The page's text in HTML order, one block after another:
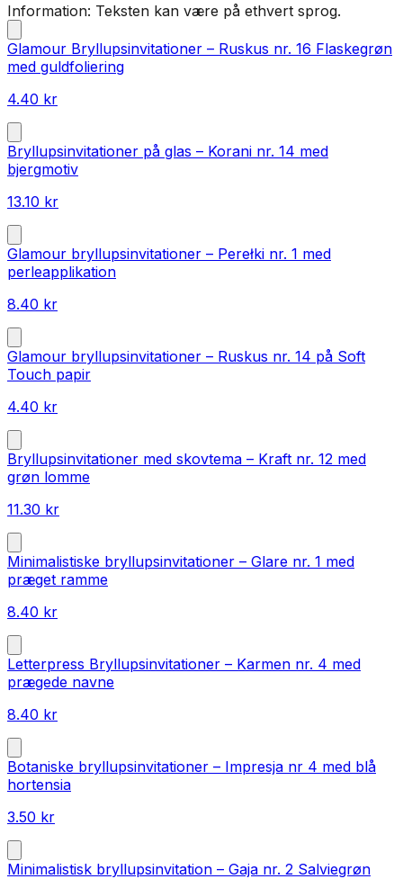
Information: Teksten kan være på ethvert sprog.
Glamour Bryllupsinvitationer – Ruskus nr. 16 Flaskegrøn
med guldfoliering
4.40 kr
Bryllupsinvitationer på glas – Korani nr. 14 med
bjergmotiv
13.10 kr
Glamour bryllupsinvitationer – Perełki nr. 1 med
perleapplikation
8.40 kr
Glamour bryllupsinvitationer – Ruskus nr. 14 på Soft
Touch papir
4.40 kr
Bryllupsinvitationer med skovtema – Kraft nr. 12 med
grøn lomme
11.30 kr
Minimalistiske bryllupsinvitationer – Glare nr. 1 med
præget ramme
8.40 kr
Letterpress Bryllupsinvitationer – Karmen nr. 4 med
prægede navne
8.40 kr
Botaniske bryllupsinvitationer – Impresja nr 4 med blå
hortensia
3.50 kr
Minimalistisk bryllupsinvitation – Gaja nr. 2 Salviegrøn